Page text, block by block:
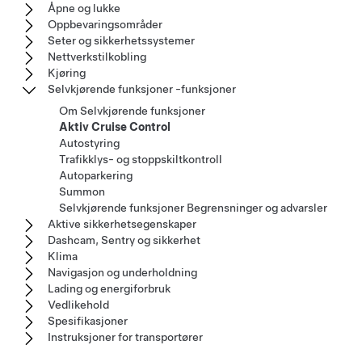
Åpne og lukke
Oppbevaringsområder
Seter og sikkerhetssystemer
Nettverkstilkobling
Kjøring
Selvkjørende funksjoner -funksjoner
Om Selvkjørende funksjoner
Aktiv Cruise Control
Autostyring
Trafikklys- og stoppskiltkontroll
Autoparkering
Summon
Selvkjørende funksjoner Begrensninger og advarsler
Aktive sikkerhetsegenskaper
Dashcam, Sentry og sikkerhet
Klima
Navigasjon og underholdning
Lading og energiforbruk
Vedlikehold
Spesifikasjoner
Instruksjoner for transportører